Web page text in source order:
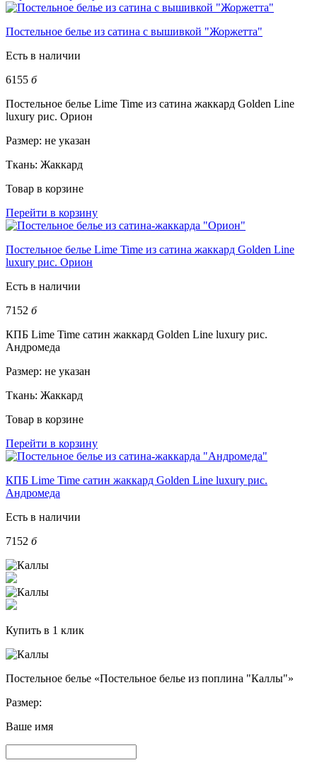
Постельное белье из сатина с вышивкой "Жоржетта"
Есть в наличии
6155 б
Постельное белье Lime Time из сатина жаккард Golden Line
luxury рис. Орион
Размер: не указан
Ткань: Жаккард
Товар в корзине
Перейти в корзину
Постельное белье Lime Time из сатина жаккард Golden Line
luxury рис. Орион
Есть в наличии
7152 б
КПБ Lime Time сатин жаккард Golden Line luxury рис.
Андромеда
Размер: не указан
Ткань: Жаккард
Товар в корзине
Перейти в корзину
КПБ Lime Time сатин жаккард Golden Line luxury рис.
Андромеда
Есть в наличии
7152 б
Купить в 1 клик
Постельное белье «Постельное белье из поплина "Каллы"»
Размер:
Ваше имя